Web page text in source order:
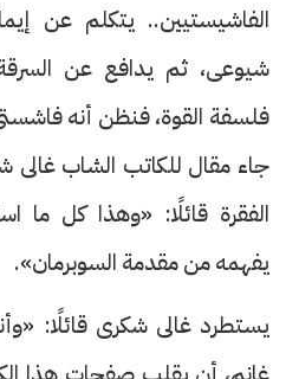
الفاشيستيين.. يتكلم عن
شيوعى، ثم يدافع عن
فلسفة القوة، فنظن أنه
جاء مقال للكاتب الشاب
الفقرة قائلًا: «وهذا كل ما
يفهمه من مقدمة السوبرمان».
يستطرد غالى شكرى قائلًا: